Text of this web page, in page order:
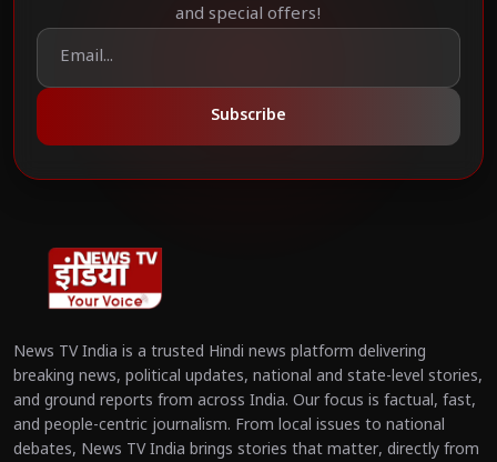
and special offers!
Subscribe
News TV India is a trusted Hindi news platform delivering
breaking news, political updates, national and state-level stories,
and ground reports from across India. Our focus is factual, fast,
and people-centric journalism. From local issues to national
debates, News TV India brings stories that matter, directly from